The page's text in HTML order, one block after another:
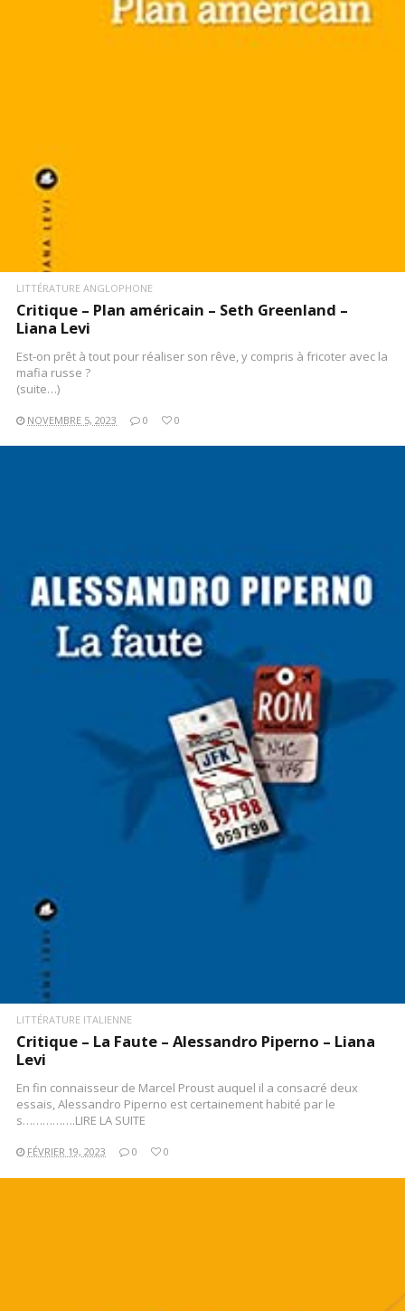
LIRE LA SUITE
LITTÉRATURE ANGLOPHONE
Critique – Plan américain – Seth Greenland –
Liana Levi
Est-on prêt à tout pour réaliser son rêve, y compris à fricoter avec la
mafia russe ?
(suite…)
NOVEMBRE 5, 2023 0 0
LIRE LA SUITE
LITTÉRATURE ITALIENNE
Critique – La Faute – Alessandro Piperno – Liana
Levi
En fin connaisseur de Marcel Proust auquel il a consacré deux
essais, Alessandro Piperno est certainement habité par le
s…………….LIRE LA SUITE
FÉVRIER 19, 2023 0 0